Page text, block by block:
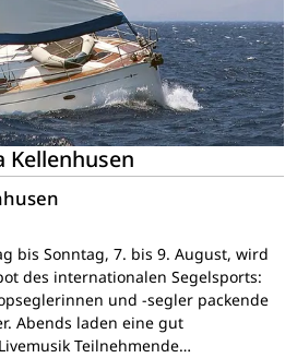
Kellenhusen
bis Sonntag, 7. bis 9. August, wird
des internationalen Segelsports:
und -segler packende
Abends laden eine gut
Teilnehmende…